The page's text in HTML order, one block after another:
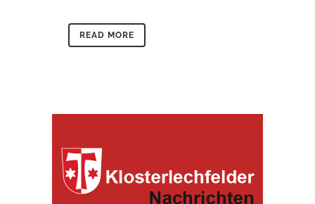
READ MORE